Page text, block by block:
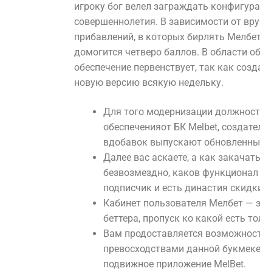
игроку бог велел заграждать
совершеннолетия. В зависимости от
прибавлений, в которых бирлять
домогится четверо баллов. В области
обеспечение первенствует, так как
новую версию всякую недельку.
Для того модернизации
обеспеченияот БК Melbet,
вдобавок выпускают
Далее вас аскаете, а как
безвозмездно, каков
подписчик и есть династия
Кабинет пользователя Мелбет —
беттера, пропуск ко какой есть
Вам продоставляется
превосходствами данной
подвижное приложение MelBet.